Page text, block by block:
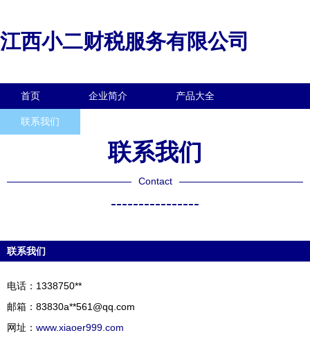
江西小二财税服务有限公司
首页 企业简介 产品大全
联系我们
联系我们
Contact
----------------
联系我们
电话：1338750**
邮箱：83830a**561@qq.com
网址： www.xiaoer999.com